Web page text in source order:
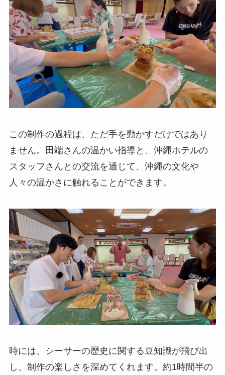
この制作の過程は、ただ手を動かすだけではあり
ません。田端さんの温かい指導と、沖縄ホテルの
スタッフさんとの交流を通じて、沖縄の文化や
人々の温かさに触れることができます。
時には、シーサーの歴史に関する豆知識が飛び出
し、制作の楽しさを深めてくれます。約1時間半の